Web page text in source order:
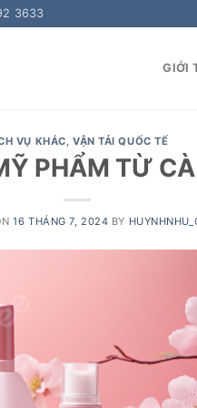
3633
GIỚI
VỤ KHÁC, VẬN TẢI QUỐC TẾ
PHẨM TỪ
16 THÁNG 7, 2024 BY